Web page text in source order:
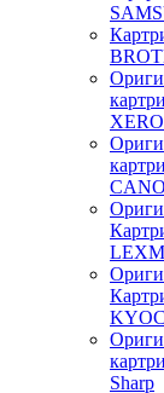
Sharp